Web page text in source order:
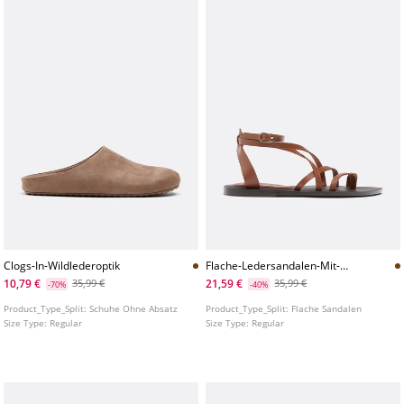
Clogs-In-Wildlederoptik
10,79 €
-70% 35,99 €
Product_Type_Split:Schuhe Ohne Absatz
Size Type: Regular
Flache-Ledersandalen-Mit-
Schnurung
21,59 € -40% 35,99 €
Product_Type_Split: Flache Sandalen
Size Type: Regular